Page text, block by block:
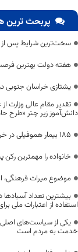
پربحث ترین
سخت‌ترین شرایط پس از
هفته دولت بهترین
یشتازی خراسان جنوبی
دانش‌آموز زیر چتر «طرح
۱۸۵ بیمار هموفیلی در خراسان جنوبی تحت پوشش خدمات بیمه سلامت قرار دارند
خانواده را مهمترین
موضوع میراث
بیشترین تعداد
استفاده از اعتبارات ملی
یکی از سیاست‌های
خدمت به مردم است